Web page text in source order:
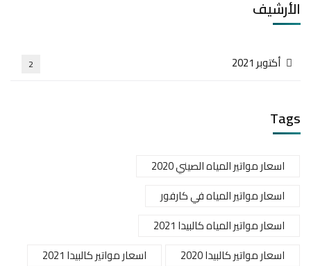
الأرشيف
أكتوبر 2021 2
Tags
اسعار مواتير المياه الصيني 2020
اسعار مواتير المياه في كارفور
اسعار مواتير المياه كالبيدا 2021
اسعار مواتير كالبيدا 2020
اسعار مواتير كالبيدا 2021